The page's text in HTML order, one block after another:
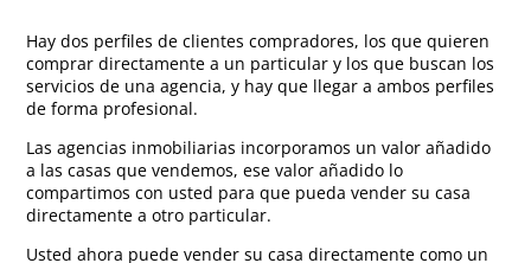
Hay dos perfiles de clientes compradores, los que quieren
comprar directamente a un particular y los que buscan los
servicios de una agencia, y hay que llegar a ambos perfiles
de forma profesional.
Las agencias inmobiliarias incorporamos un valor añadido
a las casas que vendemos, ese valor añadido lo
compartimos con usted para que pueda vender su casa
directamente a otro particular.
Usted ahora puede vender su casa directamente como un